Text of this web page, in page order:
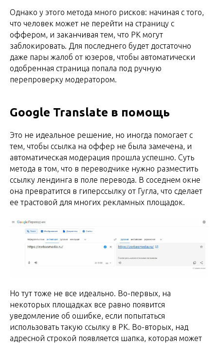
Однако у этого метода много рисков: начиная с того,
что человек может не перейти на страницу с
оффером, и заканчивая тем, что РК могут
заблокировать. Для последнего будет достаточно
даже пары жалоб от юзеров, чтобы автоматически
одобренная страница попала под ручную
перепроверку модератором.
Google Translate в помощь
Это не идеальное решение, но иногда помогает с
тем, чтобы ссылка на оффер не была замечена, и
автоматическая модерация прошла успешно. Суть
метода в том, что в переводчике нужно разместить
ссылку лендинга в поле перевода. В соседнем окне
она превратится в гиперссылку от Гугла, что сделает
ее трастовой для многих рекламных площадок.
Но тут тоже не все идеально. Во-первых, на
некоторых площадках все равно появится
уведомление об ошибке, если попытаться
использовать такую ссылку в РК. Во-вторых, над
адресной строкой появляется шапка, которая может